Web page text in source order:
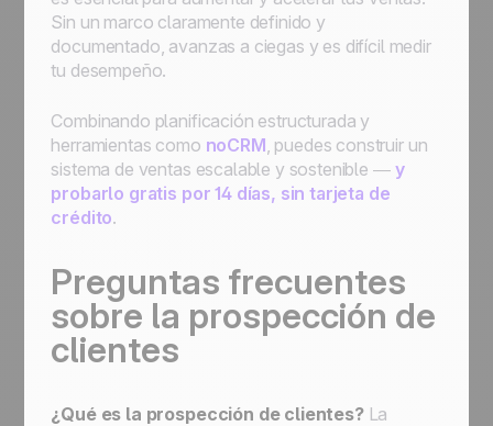
Sin un marco claramente definido y
documentado, avanzas a ciegas y es difícil medir
tu desempeño.
Combinando planificación estructurada y
herramientas como noCRM, puedes construir un
sistema de ventas escalable y sostenible — y
probarlo gratis por 14 días, sin tarjeta de
crédito.
Preguntas frecuentes
sobre la prospección de
clientes
¿Qué es la prospección de clientes?La